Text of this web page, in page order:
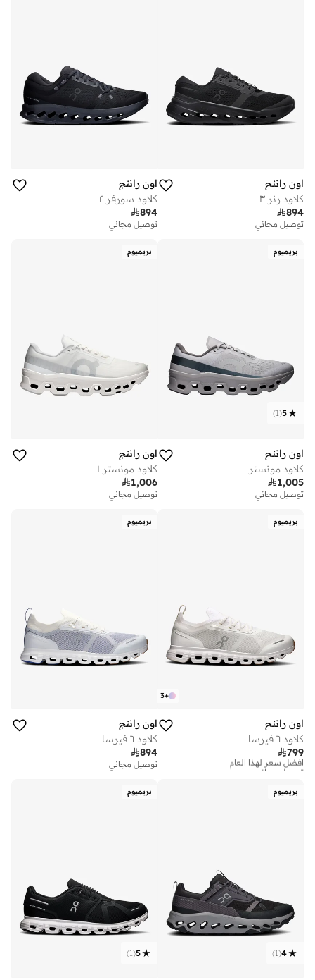
اون راننج
كلاود رنر ٣
894
توصيل مجاني
اون راننج
كلاود سورفر ٢
894
توصيل مجاني
بريميوم
5
(
1
)
اون راننج
كلاود مونستر
1,005
توصيل مجاني
بريميوم
اون راننج
كلاود مونستر ١
1,006
توصيل مجاني
بريميوم
+
3
اون راننج
كلاود ٦ فيرسا
799
أفضل سعر لهذا العام
توصيل مجاني
بريميوم
اون راننج
كلاود ٦ فيرسا
894
توصيل مجاني
بريميوم
4
(
1
)
بريميوم
5
(
1
)